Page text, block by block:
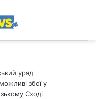
уряд
збої у
Сході